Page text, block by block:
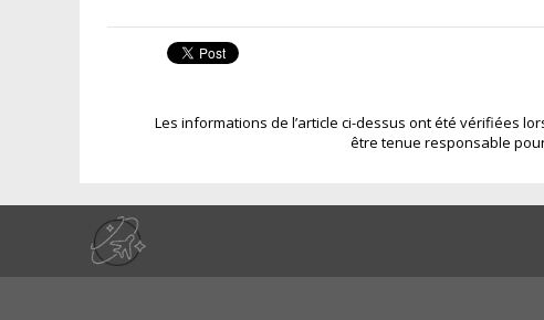
Les informations de l’article ci-dessus ont été vérifiées
être tenue responsable